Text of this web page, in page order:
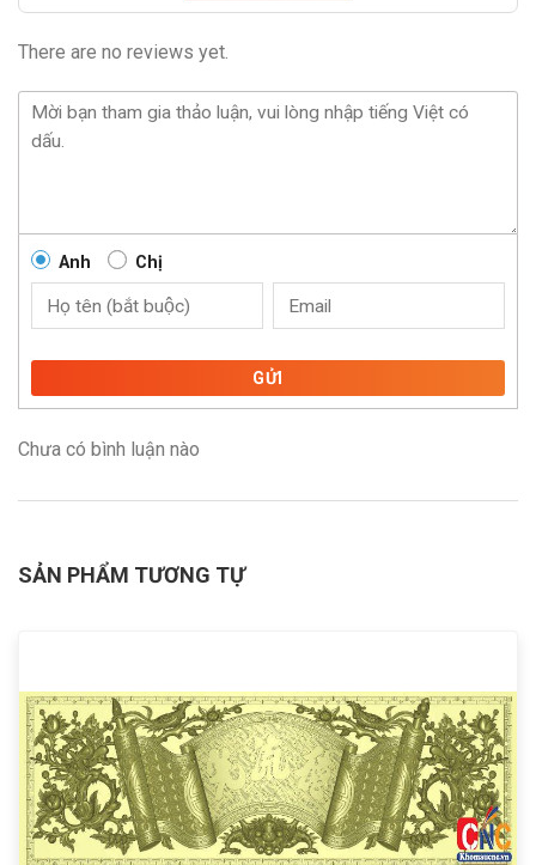
There are no reviews yet.
Anh Chị
GỬI
Chưa có bình luận nào
SẢN PHẨM TƯƠNG TỰ